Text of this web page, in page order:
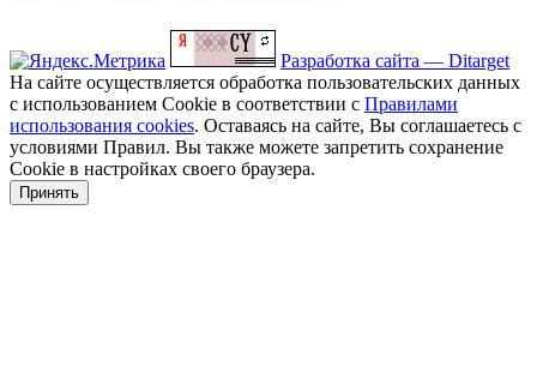
Разработка сайта — Ditarget
На сайте осуществляется обработка пользовательских данных
с использованием Cookie в соответствии с Правилами
использования cookies. Оставаясь на сайте, Вы соглашаетесь с
условиями Правил. Вы также можете запретить сохранение
Cookie в настройках своего браузера.
Принять